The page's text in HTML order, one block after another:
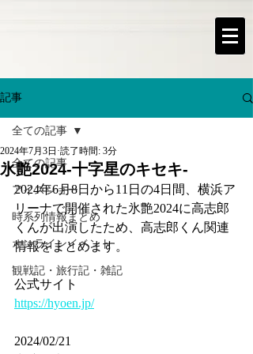
記事
全ての記事
アイスショー
時系列情報まとめ
オンラインイベント
観戦記・旅行記・雑記
全ての記事
氷艶2024-十字星のキセキ-
2024年7月3日 読了時間: 3分
2024年6月8日から11日の4日間、横浜ア
リーナで開催された氷艶2024に高志郎
くんが出演したため、高志郎くん関連
情報をまとめます。
公式サイト
https://hyoen.jp/
2024/02/21